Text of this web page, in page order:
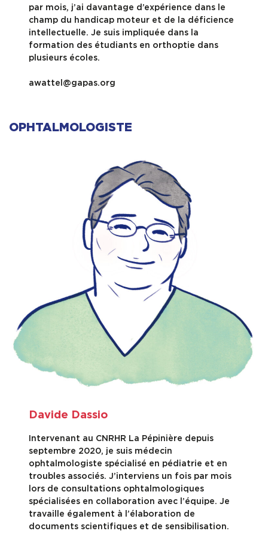
par mois, j’ai davantage d’expérience dans le
champ du handicap moteur et de la déficience
intellectuelle. Je suis impliquée dans la
formation des étudiants en orthoptie dans
plusieurs écoles.
awattel@gapas.org
OPHTALMOLOGISTE
Davide Dassio
Intervenant au CNRHR La Pépinière depuis
septembre 2020, je suis médecin
ophtalmologiste spécialisé en pédiatrie et en
troubles associés. J’interviens un fois par mois
lors de consultations ophtalmologiques
spécialisées en collaboration avec l’équipe. Je
travaille également à l’élaboration de
documents scientifiques et de sensibilisation.